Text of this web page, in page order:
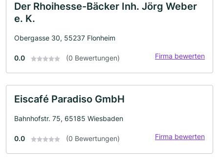
Der Rhoihesse-Bäcker Inh. Jörg Weber
e. K.
Obergasse 30, 55237 Flonheim
0.0 (0 Bewertungen) Firma bewerten
Eiscafé Paradiso GmbH
Bahnhofstr. 75, 65185 Wiesbaden
0.0 (0 Bewertungen) Firma bewerten